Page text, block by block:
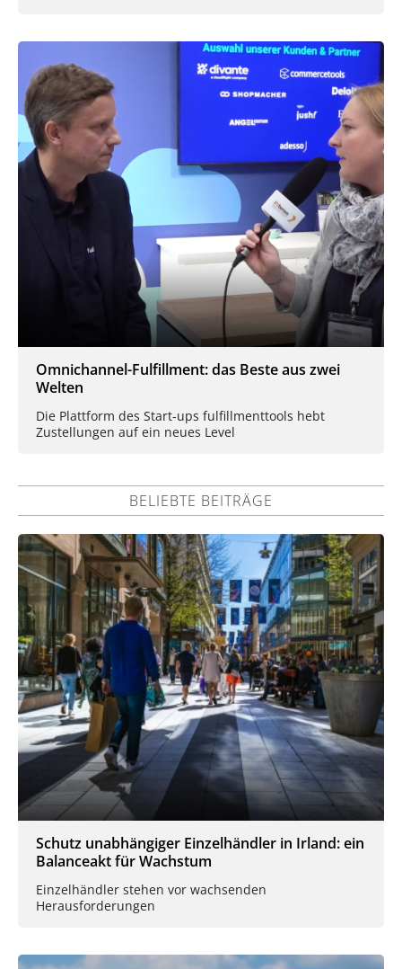
Omnichannel-Fulfillment: das Beste aus zwei
Welten
Die Plattform des Start-ups fulfillmenttools hebt
Zustellungen auf ein neues Level
BELIEBTE BEITRÄGE
Schutz unabhängiger Einzelhändler in Irland: ein
Balanceakt für Wachstum
Einzelhändler stehen vor wachsenden
Herausforderungen